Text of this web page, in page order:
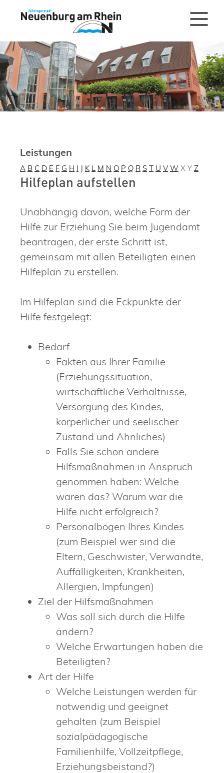
Leistungen
A B C D E F G H I J K L M N O P Q R S T U V W X Y Z
Hilfeplan aufstellen
Unabhängig davon, welche Form der
Hilfe zur Erziehung Sie beim Jugendamt
beantragen, der erste Schritt ist,
gemeinsam mit allen Beteiligten einen
Hilfeplan zu erstellen.
Im Hilfeplan sind die Eckpunkte der
Hilfe festgelegt:
Bedarf
Fakten aus Ihrer Familie
(Erziehungssituation,
wirtschaftliche Verhältnisse,
Versorgung des Kindes,
körperlicher und seelischer
Zustand und Ähnliches)
Falls Sie schon andere
Hilfsmaßnahmen in Anspruch
genommen haben: Welche
waren das? Warum war die
Hilfe nicht erfolgreich?
Personalbogen Ihres Kindes
(zum Beispiel wer sind die
Eltern, Geschwister, Verwandte,
Auffälligkeiten, Krankheiten,
Allergien, Impfungen)
Ziel der Hilfsmaßnahmen
Was soll sich durch die Hilfe
ändern?
Welche Erwartungen haben die
Beteiligten?
Art der Hilfe
Welche Leistungen werden für
notwendig und geeignet
gehalten (zum Beispiel
sozialpädagogische
Familienhilfe, Vollzeitpflege,
Erziehungsbeistand?)